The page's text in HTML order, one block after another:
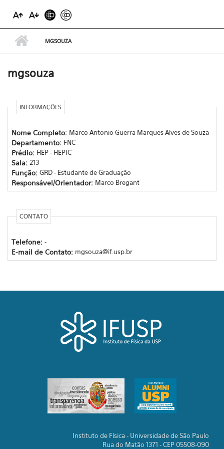
MGSOUZA
mgsouza
INFORMAÇÕES
Nome Completo: Marco Antonio Guerra Marques Alves de Souza
Departamento: FNC
Prédio: HEP - HEPIC
Sala: 213
Função: GRD - Estudante de Graduação
Responsável/Orientador: Marco Bregant
CONTATO
Telefone: -
E-mail de Contato: mgsouza@if.usp.br
Instituto de Física - Universidade de São Paulo
Rua do Matão 1371 - CEP 05508-090